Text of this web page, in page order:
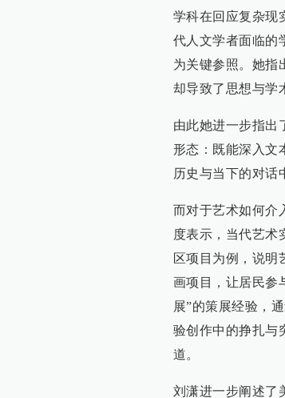
学科在回应复杂现
代人文学者面临的
为关键参照。她指
却导致了思想与学
由此她进一步指出
形态：既能深入文
历史与当下的对话
而对于艺术如何介
度表示，当代艺术
区项目为例，说明
画项目，让居民参
展”的策展经验，
验创作中的挣扎与
道。
刘潇进一步阐述了